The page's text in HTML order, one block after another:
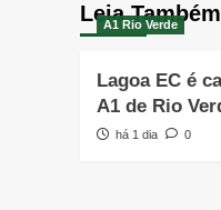
Leia Também
A1 Rio Verde
Lagoa EC é
A1 de Rio
há 1 dia 0